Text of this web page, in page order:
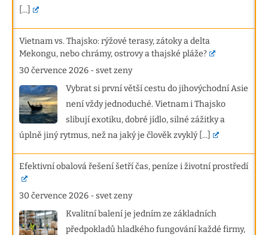
[...]
Vietnam vs. Thajsko: rýžové terasy, zátoky a delta
Mekongu, nebo chrámy, ostrovy a thajské pláže?
30 července 2026 -svet zeny
Vybrat si první větší cestu do jihovýchodní Asie
není vždy jednoduché. Vietnam i Thajsko
slibují exotiku, dobré jídlo, silné zážitky a
úplně jiný rytmus, než na jaký je člověk zvyklý [...]
Efektivní obalová řešení šetří čas, peníze i životní prostředí
30 července 2026 -svet zeny
Kvalitní balení je jedním ze základních
předpokladů hladkého fungování každé firmy,